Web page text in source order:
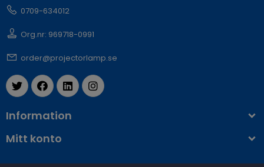
0709-634012
Org.nr: 969718-0991
order@projectorlamp.se
Information
Mitt konto